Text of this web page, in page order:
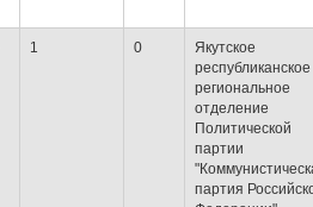
1 0
Якутское
республиканское
региональное
отделение
Политической
партии
партия